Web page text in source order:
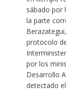
sábado por
la parte
protocolo
por los
Desarrollo
detectado